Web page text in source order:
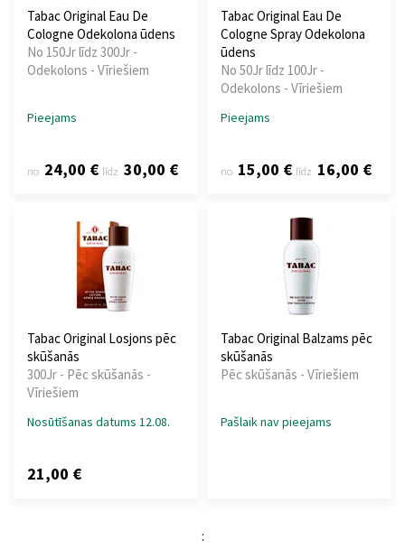
Tabac Original Eau De
Cologne Odekolona ūdens
No 150Jr līdz 300Jr -
Odekolons - Vīriešiem
Pieejams
no 24,00 € līdz 30,00 €
Tabac Original Eau De
Cologne Spray Odekolona
ūdens
No 50Jr līdz 100Jr -
Odekolons - Vīriešiem
Pieejams
no 15,00 € līdz 16,00 €
Tabac Original Losjons pēc
skūšanās
300Jr - Pēc skūšanās -
Vīriešiem
Nosūtīšanas datums 12.08.
21,00 €
Tabac Original Balzams pēc
skūšanās
Pēc skūšanās - Vīriešiem
Pašlaik nav pieejams
: